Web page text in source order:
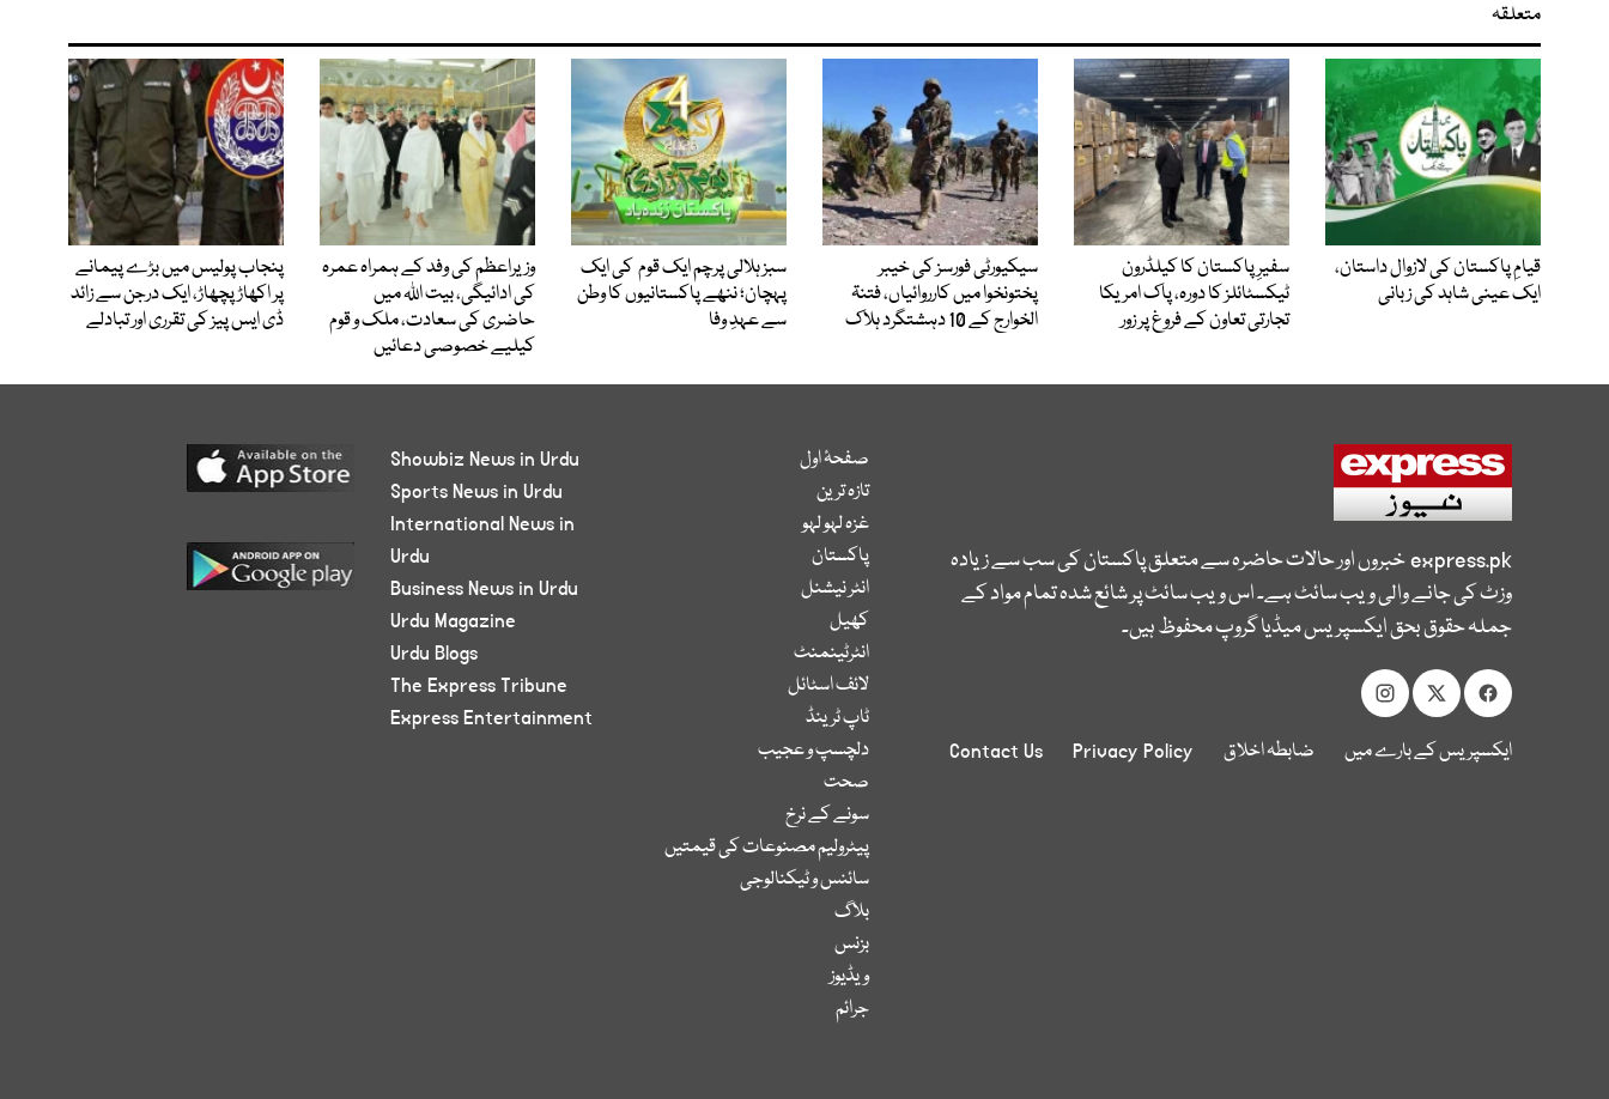
متعلقہ
قیامِ پاکستان کی لازوال داستان،
ایک عینی شاہد کی زبانی
سفیرِ پاکستان کا کیلڈرون
ٹیکسٹائلز کا دورہ، پاک امریکا
تجارتی تعاون کے فروغ پر زور
سیکیورٹی فورسز کی خیبر
پختونخوا میں کارروائیاں، فتنۃ
الخوارج کے 10 دہشتگرد ہلاک
سبز ہلالی پرچم ایک قوم کی ایک
پہچان؛ ننھے پاکستانیوں کا وطن
سے عہدِ وفا
وزیراعظم کی وفد کے ہمراہ عمرہ
کی ادائیگی، بیت اللہ میں
حاضری کی سعادت، ملک و قوم
کیلیے خصوصی دعائیں
پنجاب پولیس میں بڑے پیمانے
پر اکھاڑ پچھاڑ، ایک درجن سے زائد
ڈی ایس پیز کی تقرری اور تبادلے
express.pkخبروں اور حالات حاضرہ سے متعلق پاکستان کی سب سے زیادہ
وزٹ کی جانے والی ویب سائٹ ہے۔ اس ویب سائٹ پر شائع شدہ تمام مواد کے
جملہ حقوق بحق ایکسپریس میڈیا گروپ محفوظ ہیں۔
ایکسپریس کے بارے میں ضابطہ اخلاق Privacy Policy
Contact Us
صفحۂ اول
تازہ ترین
غزہ لہو لہو
پاکستان
انٹر نیشنل
کھیل
انٹرٹینمنٹ
لائف اسٹائل
ٹاپ ٹرینڈ
دلچسپ و عجیب
صحت
سونے کے نرخ
پیٹرولیم مصنوعات کی قیمتیں
سائنس و ٹیکنالوجی
بلاگ
بزنس
ویڈیوز
جرائم
Showbiz News in Urdu
Sports News in Urdu
International News in
Urdu
Business News in Urdu
Urdu Magazine
Urdu Blogs
The Express Tribune
Express Entertainment